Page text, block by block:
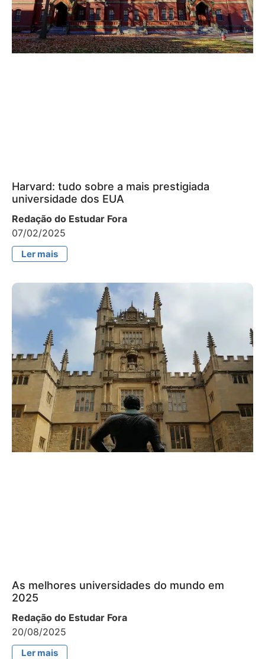
Harvard: tudo sobre a mais prestigiada
universidade dos EUA
Redação do Estudar Fora
07/02/2025
Ler mais
As melhores universidades do mundo em
2025
Redação do Estudar Fora
20/08/2025
Ler mais